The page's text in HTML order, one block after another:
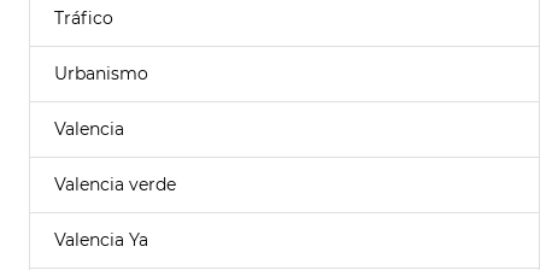
Tráfico
Urbanismo
Valencia
Valencia verde
Valencia Ya